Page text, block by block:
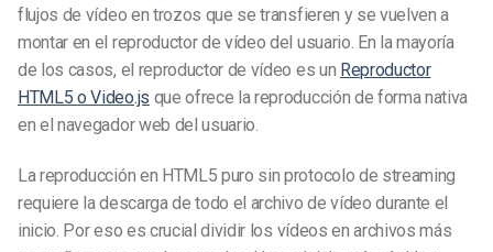
flujos de vídeo en trozos que se transfieren y se vuelven a
montar en el reproductor de vídeo del usuario. En la mayoría
de los casos, el reproductor de vídeo es un Reproductor
HTML5 o Video.js que ofrece la reproducción de forma nativa
en el navegador web del usuario.
La reproducción en HTML5 puro sin protocolo de streaming
requiere la descarga de todo el archivo de vídeo durante el
inicio. Por eso es crucial dividir los vídeos en archivos más